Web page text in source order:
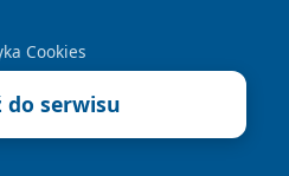
jej korzenie będą
tam, gdzie ogród jest
gdzie znajdują się
Cookies
do serwisu